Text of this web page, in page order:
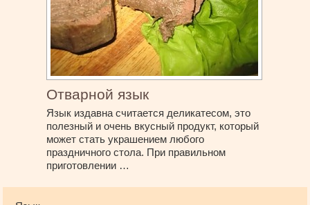
Отварной язык
Язык издавна считается деликатесом, это
полезный и очень вкусный продукт, который
может стать украшением любого
праздничного стола. При правильном
приготовлении …